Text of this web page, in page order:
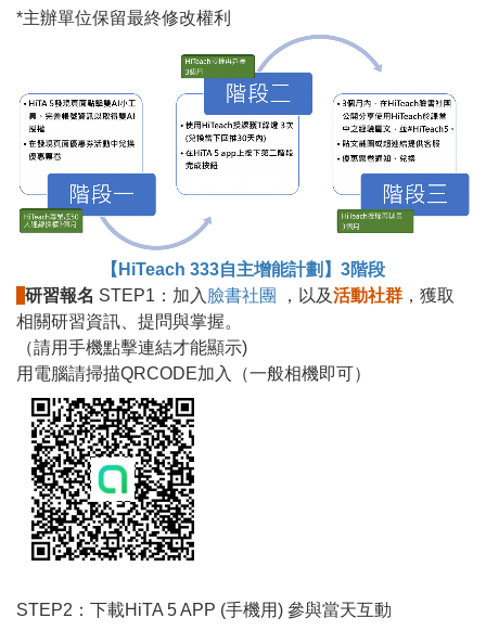
*主辦單位保留最終修改權利
【HiTeach 333自主增能計劃】3階段
研習報名 STEP1：加入 臉書社團 ，以及活動社群 ，獲取
相關研習資訊、提問與掌握。
（請用手機點擊連結才能顯示)
用電腦請掃描QRCODE加入（一般相機即可）
STEP2：下載HiTA 5 APP (手機用) 參與當天互動